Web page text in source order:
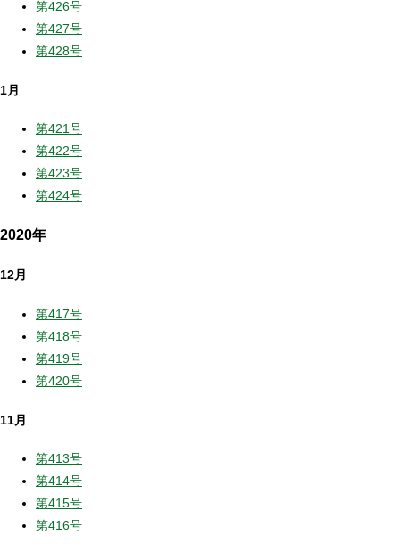
第426号
第427号
第428号
1月
第421号
第422号
第423号
第424号
2020年
12月
第417号
第418号
第419号
第420号
11月
第413号
第414号
第415号
第416号